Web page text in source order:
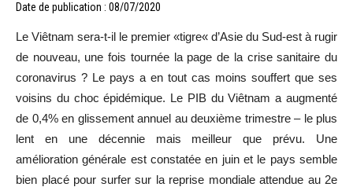
Date de publication : 08/07/2020
Le Viêtnam sera-t-il le premier «tigre« d’Asie du Sud-est à rugir
de nouveau, une fois tournée la page de la crise sanitaire du
coronavirus ? Le pays a en tout cas moins souffert que ses
voisins du choc épidémique. Le PIB du Viêtnam a augmenté
de 0,4%en glissement annuel au deuxième trimestre – le plus
lent en une décennie mais meilleur que prévu. Une
amélioration générale est constatée en juin et le pays semble
bien placépour surfer sur la reprise mondiale attendue au 2e